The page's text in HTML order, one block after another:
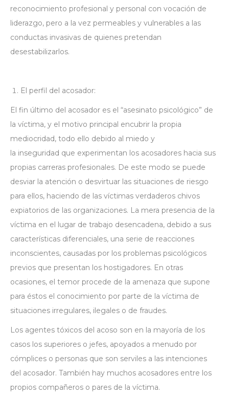
reconocimiento profesional y personal con vocación de
liderazgo, pero a la vez permeables y vulnerables a las
conductas invasivas de quienes pretendan
desestabilizarlos.
El perfil del acosador:
El fin último del acosador es el “asesinato psicológico” de
la víctima, y el motivo principal encubrir la propia
mediocridad, todo ello debido al miedo y
la inseguridad que experimentan los acosadores hacia sus
propias carreras profesionales. De este modo se puede
desviar la atención o desvirtuar las situaciones de riesgo
para ellos, haciendo de las víctimas verdaderos chivos
expiatorios de las organizaciones. La mera presencia de la
víctima en el lugar de trabajo desencadena, debido a sus
características diferenciales, una serie de reacciones
inconscientes, causadas por los problemas psicológicos
previos que presentan los hostigadores. En otras
ocasiones, el temor procede de la amenaza que supone
para éstos el conocimiento por parte de la víctima de
situaciones irregulares, ilegales o de fraudes.
Los agentes tóxicos del acoso son en la mayoría de los
casos los superiores o jefes, apoyados a menudo por
cómplices o personas que son serviles a las intenciones
del acosador. También hay muchos acosadores entre los
propios compañeros o pares de la víctima.